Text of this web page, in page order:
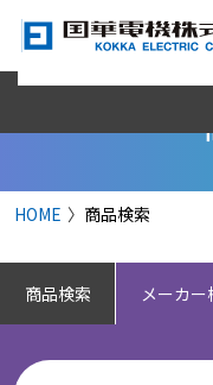
HOME 商品検索
商品検索 メーカー